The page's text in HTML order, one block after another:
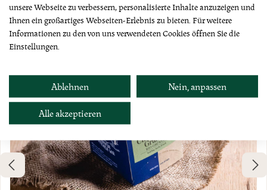
unsere Webseite zu verbessern, personalisierte Inhalte anzuzeigen und
Ihnen ein großartiges Webseiten-Erlebnis zu bieten. Für weitere
Informationen zu den von uns verwendeten Cookies öffnen Sie die
Einstellungen.
Ablehnen Nein, anpassen
Alle akzeptieren